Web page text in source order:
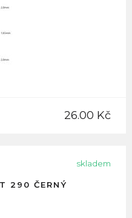
26.00 Kč
skladem
290 ČERNÝ